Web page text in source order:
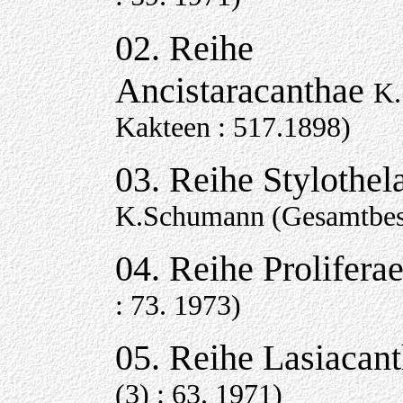
02. Reihe
Ancistaracanthae
Kakteen : 517.1898)
03. Reihe
K.Schumann
04. Reihe Proliferae
: 73. 1973)
05. Reihe
(3) : 63. 1971)